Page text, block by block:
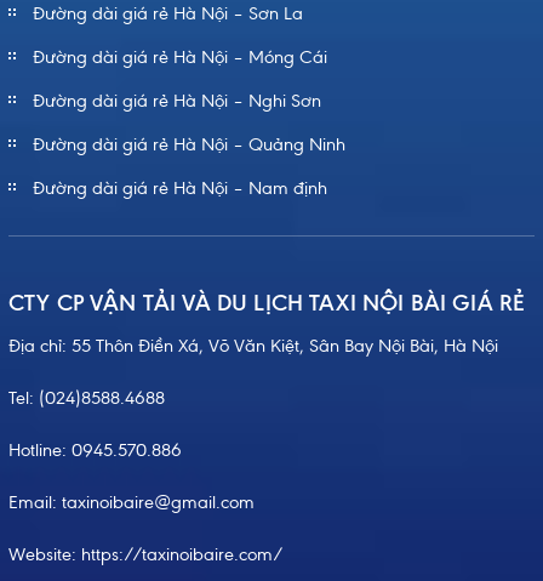
Đường dài giá rẻ Hà Nội – Sơn La
Đường dài giá rẻ Hà Nội – Móng Cái
Đường dài giá rẻ Hà Nội – Nghi Sơn
Đường dài giá rẻ Hà Nội – Quảng Ninh
Đường dài giá rẻ Hà Nội – Nam định
CTY CP VẬN TẢI VÀ DU LỊCH TAXI NỘI BÀI GIÁ RẺ
Địa chỉ: 55 Thôn Điền Xá, Võ Văn Kiệt, Sân Bay Nội Bài, Hà Nội
Tel: (024)8588.4688
Hotline: 0945.570.886
Email: taxinoibaire@gmail.com
Website: https://taxinoibaire.com/